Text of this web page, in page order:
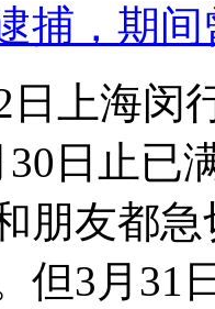
捕，期
日上海
日止已
朋友都
但3月31